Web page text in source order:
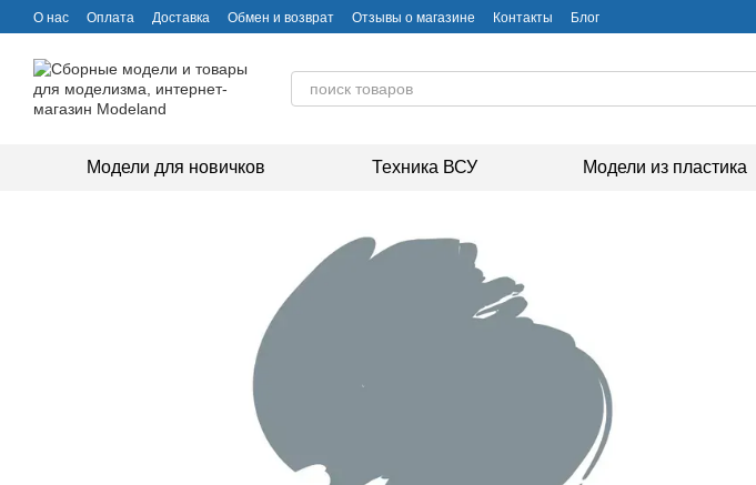
Перейти к основному контенту
О нас Оплата Доставка Обмен и возврат Отзывы о магазине Контакты Блог
Модели для новичков Техника ВСУ Модели из пластика